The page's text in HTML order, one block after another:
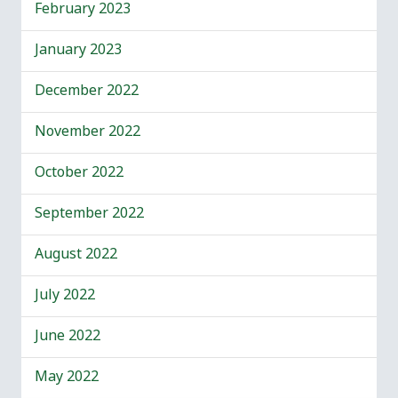
February 2023
January 2023
December 2022
November 2022
October 2022
September 2022
August 2022
July 2022
June 2022
May 2022